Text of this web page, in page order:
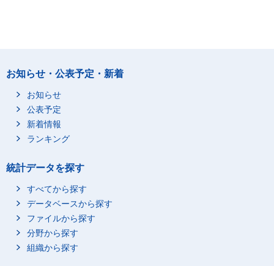
お知らせ・公表予定・新着
お知らせ
公表予定
新着情報
ランキング
統計データを探す
すべてから探す
データベースから探す
ファイルから探す
分野から探す
組織から探す